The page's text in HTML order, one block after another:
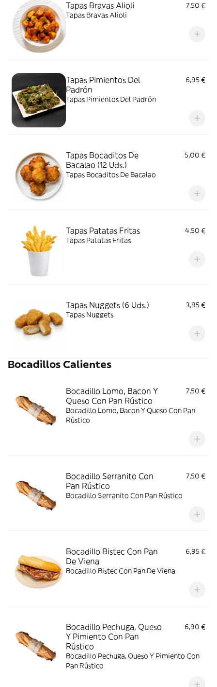
Tapas Bravas Alioli
7,50 €
Tapas Bravas Alioli
Tapas Pimientos Del
Padrón
6,95 €
Tapas Pimientos Del Padrón
Tapas Bocaditos De
Bacalao (12 Uds.)
5,00 €
Tapas Bocaditos De Bacalao
Tapas Patatas Fritas
4,50 €
Tapas Patatas Fritas
Tapas Nuggets (6 Uds.)
3,95 €
Tapas Nuggets
Bocadillos Calientes
Bocadillo Lomo, Bacon Y
Queso Con Pan Rústico
7,50 €
Bocadillo Lomo, Bacon Y Queso Con Pan
Rústico
Bocadillo Serranito Con
Pan Rústico
7,50 €
Bocadillo Serranito Con Pan Rústico
Bocadillo Bistec Con Pan
De Viena
6,95 €
Bocadillo Bistec Con Pan De Viena
Bocadillo Pechuga, Queso
Y Pimiento Con Pan
Rústico
6,90 €
Bocadillo Pechuga, Queso Y Pimiento Con
Pan Rústico